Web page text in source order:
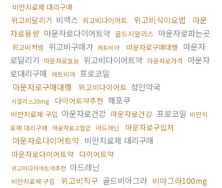
비만치료제 대리구매
위고비달리기 비맥스 위고비다이어트 위고비식이요법
마운
자로용량 마운자로다이어트약 골드시알리스 마운자로파는곳
위고비처방 위고비구매가 레트비아 마운자로구매대행
마운자
로달리기 마운자로효능 위고비다이어트약 마운자로가격
마운자
로대리구매
레트비아 프로코밀
마운자로구매대행
위고비다이어트 성인약국
시알리스20mg 다이어트약추천 해포쿠
비만치료제 구입 마운자로건강 마운자로건강 프로코밀 비만치
료제 대리구매
마운자로고혈압 아드레닌 마운자로구입처
마운자로다이어트약 비만치료제 대리구매
마운자로다이어트약 다이어트약
위고비다이어트약추천 아드레닌
비만치료제 구입 위고비직구 골드비아그라 비아그라100mg